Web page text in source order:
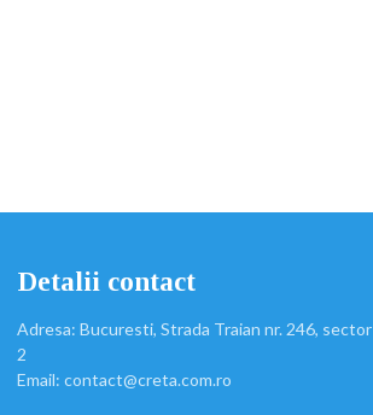
Detalii contact
Adresa: Bucuresti, Strada Traian nr. 246, sector
2
Email: contact@creta.com.ro